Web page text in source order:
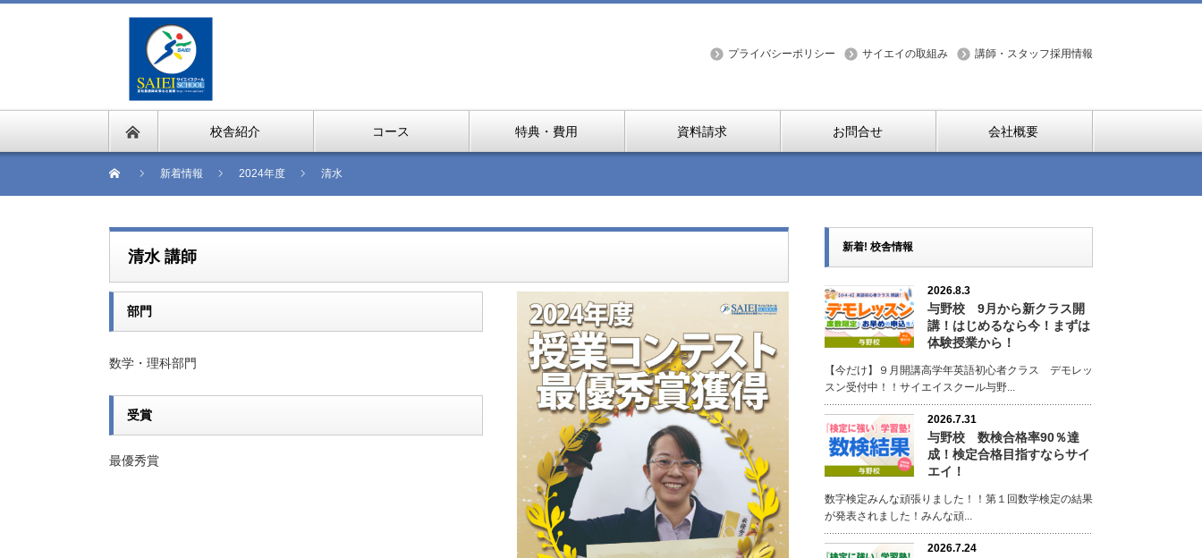
プライバシーポリシー サイエイの取組み 講師・スタッフ採用情報
校舎紹介 コース 特典・費用 資料請求 お問合せ 会社概要
新着情報 2024年度 清水
清水 講師
部門
数学・理科部門
受賞
最優秀賞
新着! 校舎情報
2026.8.3
与野校 9月から新クラス開
講！はじめるなら今！まずは
体験授業から！
【今だけ】９月開講高学年英語初心者クラス デモレッ
スン受付中！！サイエイスクール与野...
2026.7.31
与野校 数検合格率90％達
成！検定合格目指すならサイ
エイ！
数字検定みんな頑張りました！！第１回数学検定の結果
が発表されました！みんな頑...
2026.7.24